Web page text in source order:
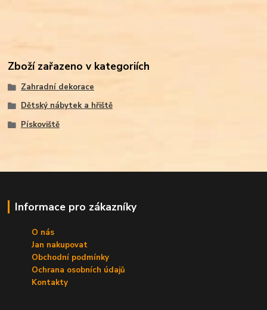
Zboží zařazeno v kategoriích
Zahradní dekorace
Dětský nábytek a hřiště
Pískoviště
Informace pro zákazníky
O nás
Jan nakupovat
Obchodní podmínky
Ochrana osobních údajů
Kontakty